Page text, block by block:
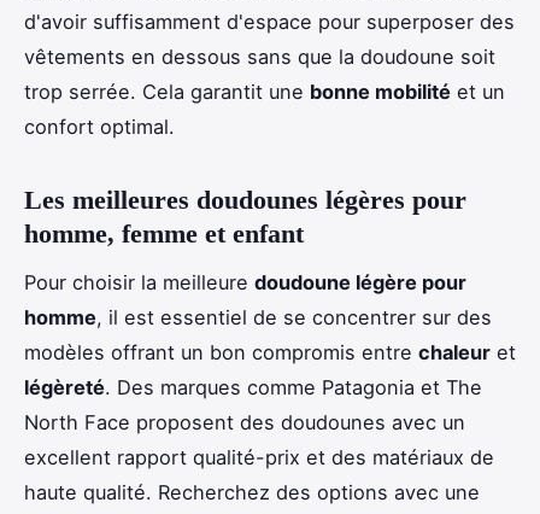
d'avoir suffisamment d'espace pour superposer des
vêtements en dessous sans que la doudoune soit
trop serrée. Cela garantit une bonne mobilité et un
confort optimal.
Les meilleures doudounes légères pour
homme, femme et enfant
Pour choisir la meilleure doudoune légère pour
homme, il est essentiel de se concentrer sur des
modèles offrant un bon compromis entre chaleur et
légèreté. Des marques comme Patagonia et The
North Face proposent des doudounes avec un
excellent rapport qualité-prix et des matériaux de
haute qualité. Recherchez des options avec une